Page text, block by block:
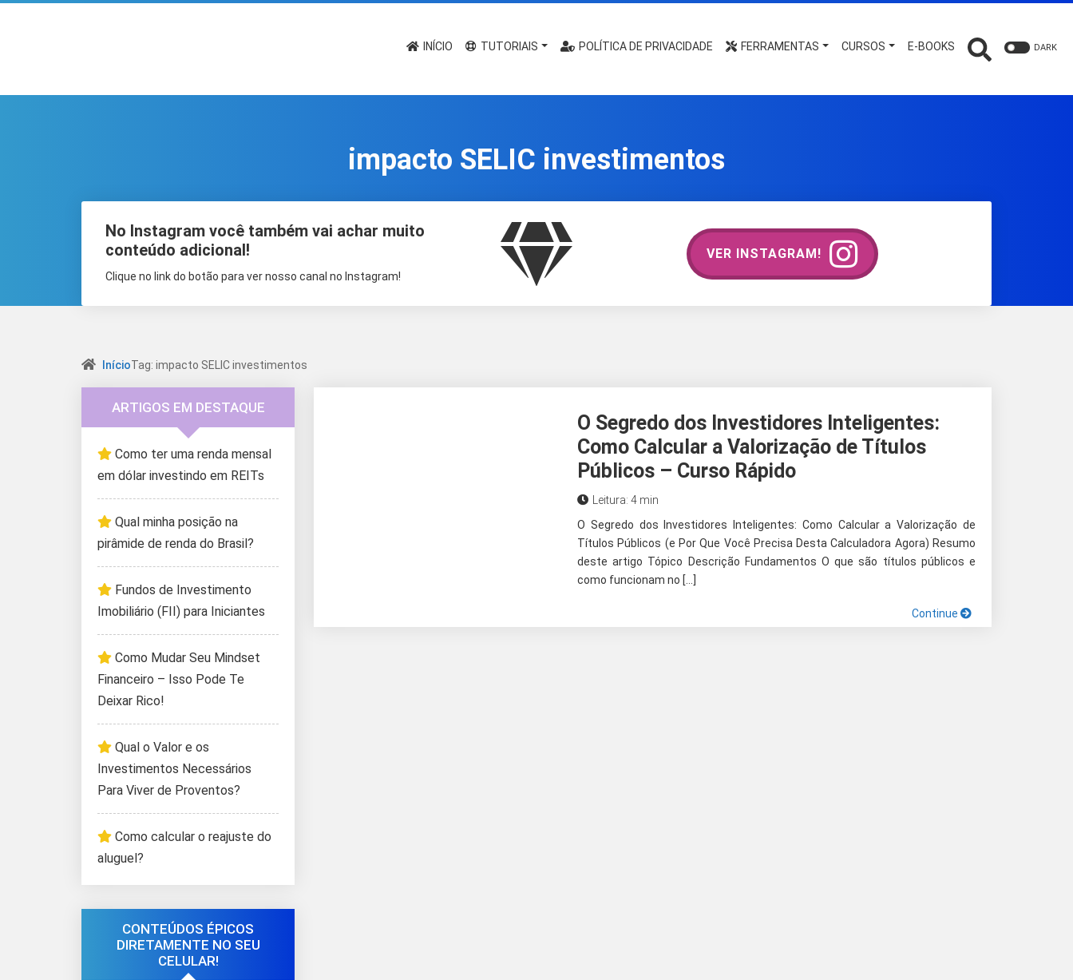
INÍCIO TUTORIAIS POLÍTICA DE PRIVACIDADE FERRAMENTAS CURSOS E-BOOKS DARK
impacto SELIC investimentos
No Instagram você também vai achar muito
conteúdo adicional!
Clique no link do botão para ver nosso canal no Instagram!
VER INSTAGRAM!
InícioTag: impacto SELIC investimentos
O Segredo dos Investidores Inteligentes:
Como Calcular a Valorização de Títulos
Públicos – Curso Rápido
Leitura: 4 min
O Segredo dos Investidores Inteligentes: Como Calcular a Valorização de
Títulos Públicos (e Por Que Você Precisa Desta Calculadora Agora) Resumo
deste artigo Tópico Descrição Fundamentos O que são títulos públicos e
como funcionam no […]
Continue
ARTIGOS EM DESTAQUE
Como ter uma renda mensal
em dólar investindo em REITs
Qual minha posição na
pirâmide de renda do Brasil?
Fundos de Investimento
Imobiliário (FII) para Iniciantes
Como Mudar Seu Mindset
Financeiro – Isso Pode Te
Deixar Rico!
Qual o Valor e os
Investimentos Necessários
Para Viver de Proventos?
Como calcular o reajuste do
aluguel?
CONTEÚDOS ÉPICOS
DIRETAMENTE NO SEU
CELULAR!